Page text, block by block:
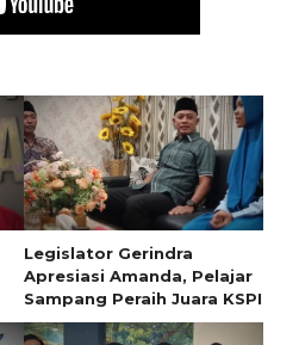
Legislator Gerindra
Apresiasi Amanda, Pelajar
Sampang Peraih Juara KSPI